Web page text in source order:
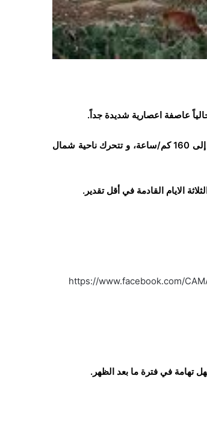
عاصفة اعصارية شديدة جداً.
و أوضح المركز أن الرياح المصاحبة للعاصفة تصل إلى “145” كم/ساعة، و هبات تصل إلى 160 كم/ساعة، و تتحرك ناحية شمال
الايام القادمة في أقل تقدير.
https://www.facebook.com/
تهامة في فترة ما بعد الظهر.